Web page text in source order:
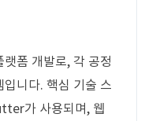
폼 개발로, 각 공정
니다. 핵심 기술 스
가 사용되며, 웹